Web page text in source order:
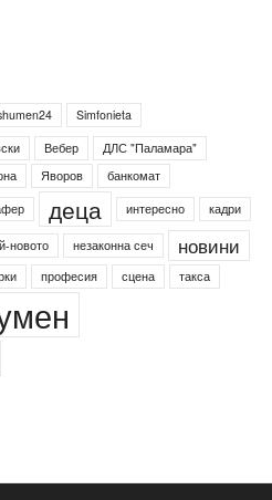
Simfonieta
Вебер
ДЛС "Паламара"
Яворов
банкомат
деца интересно кадри
новото незаконна сеч новини
професия сцена такса